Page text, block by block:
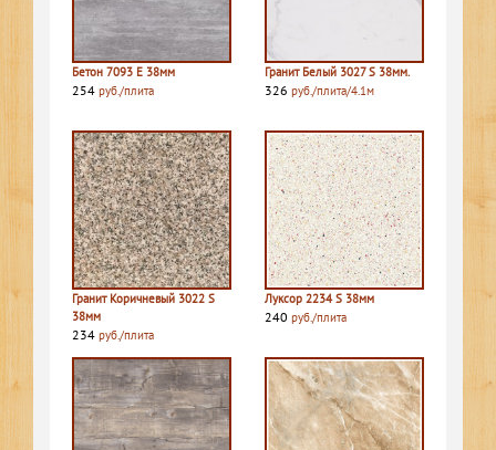
Бетон 7093 E 38мм
254 руб./плита
Гранит Белый 3027 S 38мм.
326 руб./плита/4.1м
Гранит Коричневый 3022 S
38мм
234 руб./плита
Луксор 2234 S 38мм
240 руб./плита